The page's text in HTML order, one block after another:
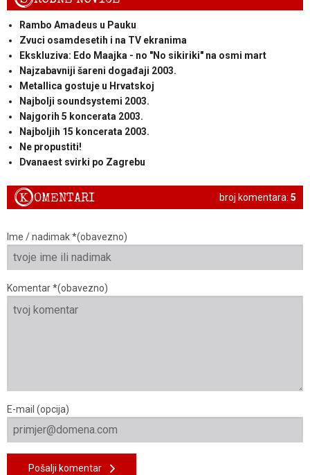
Rambo Amadeus u Pauku
Zvuci osamdesetih i na TV ekranima
Ekskluziva: Edo Maajka - no "No sikiriki" na osmi mart
Najzabavniji šareni događaji 2003.
Metallica gostuje u Hrvatskoj
Najbolji soundsystemi 2003.
Najgorih 5 koncerata 2003.
Najboljih 15 koncerata 2003.
Ne propustiti!
Dvanaest svirki po Zagrebu
broj komentara: 5
KOMENTARI
Ime / nadimak *(obavezno)
Komentar *(obavezno)
E-mail (opcija)
Pošalji komentar